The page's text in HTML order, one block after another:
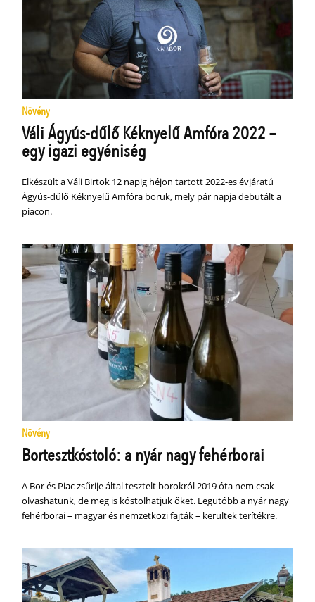
Növény
Váli Ágyús-dűlő Kéknyelű Amfóra 2022 –
egy igazi egyéniség
Elkészült a Váli Birtok 12 napig héjon tartott 2022-es évjáratú
Ágyús-dűlő Kéknyelű Amfóra boruk, mely pár napja debütált a
piacon.
Növény
Bortesztkóstoló: a nyár nagy fehérborai
A Bor és Piac zsűrije által tesztelt borokról 2019 óta nem csak
olvashatunk, de meg is kóstolhatjuk őket. Legutóbb a nyár nagy
fehérborai – magyar és nemzetközi fajták – kerültek terítékre.